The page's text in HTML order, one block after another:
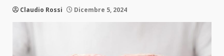
Claudio Rossi Dicembre 5, 2024